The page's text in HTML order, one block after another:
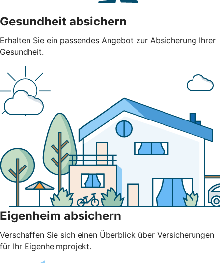
Gesundheit absichern
Erhalten Sie ein passendes Angebot zur Absicherung Ihrer
Gesundheit.
Eigenheim absichern
Verschaffen Sie sich einen Überblick über Versicherungen
für Ihr Eigenheimprojekt.